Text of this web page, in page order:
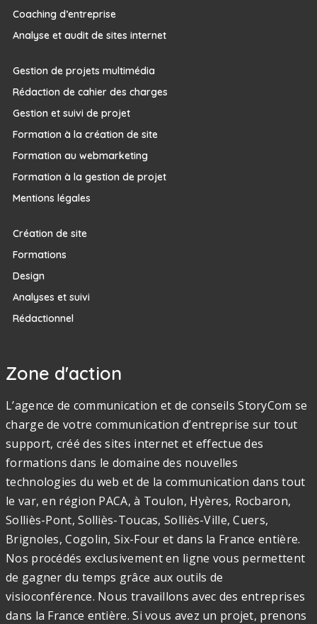
Coaching d’entreprise
Analyse et audit de sites internet
Gestion de projets multimédia
Rédaction de cahier des charges
Gestion et suivi de projet
Formation à la création de site
Formation au webmarketing
Formation à la gestion de projet
Mentions légales
Création de site
Formations
Design
Analyses et suivi
Rédactionnel
Zone d'action
L’agence de communication et de conseils StoryCom se
charge de votre communication d’entreprise sur tout
support, créé des sites internet et effectue des
formations dans le domaine des nouvelles
technologies du web et de la communication dans tout
le var, en région PACA, à Toulon, Hyères, Rocbaron,
Solliès-Pont, Solliès-Toucas, Solliès-Ville, Cuers,
Brignoles, Cogolin, Six-Four et dans la France entière.
Nos procédés exclusivement en ligne vous permettent
de gagner du temps grâce aux outils de
visioconférence. Nous travaillons avec des entreprises
dans la France entière. Si vous avez un projet, prenons